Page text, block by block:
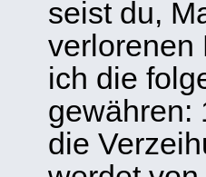
seist du,
verlorenen
ich die
gewähren:
die